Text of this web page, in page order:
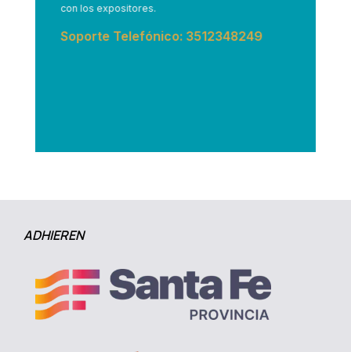
con los expositores.
Soporte Telefónico: 3512348249
ADHIEREN